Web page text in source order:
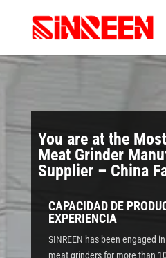
You are at the
Meat Grinder
Supplier – China
CAPACIDAD DE
EXPERIENCIA
SINREEN has been engaged
meat grinders for more than